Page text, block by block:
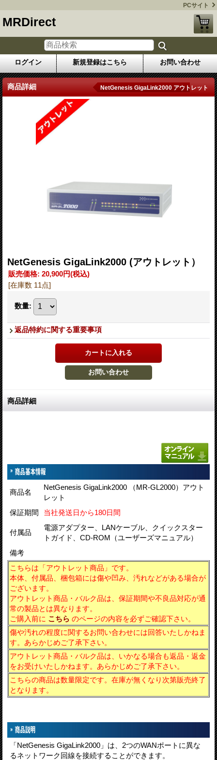
PCサイト
MRDirect
ログイン 新規登録はこちら お問い合わせ
商品詳細 NetGenesis GigaLink2000 アウトレット
NetGenesis GigaLink2000 (アウトレット）
販売価格: 20,900円(税込)
[在庫数 11点]
数量:
返品特約に関する重要事項
商品詳細
商品名
NetGenesis GigaLink2000 （MR-GL2000）アウト
レット
保証期間
当社発送日から180日間
付属品
電源アダプター、LANケーブル、クイックスター
トガイド、CD-ROM（ユーザーズマニュアル）
備考
こちらは「アウトレット商品」です。
本体、付属品、梱包箱には傷や凹み、汚れなどがある場合が
ございます。
アウトレット商品・バルク品は 、保証期間や不良品対応が通
常の製品とは異なります。
ご購入前に こちら のページの内容を必ずご確認下さい。
傷や汚れの程度に関するお問い合わせには回答いたしかねま
す。あらかじめご了承下さい。
アウトレット商品・バルク品は、いかなる場合も返品・返金
をお受けいたしかねます。あらかじめご了承下さい。
こちらの商品は数量限定です。在庫が無くなり次第販売終了
となります。
「NetGenesis GigaLink2000」は、2つのWANポートに異な
るネットワーク回線を接続することができます。